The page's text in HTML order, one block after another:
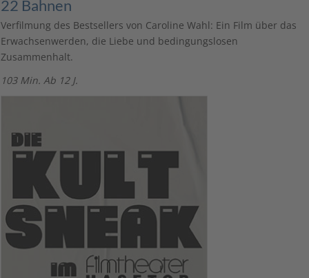
22 Bahnen
Verfilmung des Bestsellers von Caroline Wahl: Ein Film über das
Erwachsenwerden, die Liebe und bedingungslosen
Zusammenhalt.
103 Min. Ab 12 J.